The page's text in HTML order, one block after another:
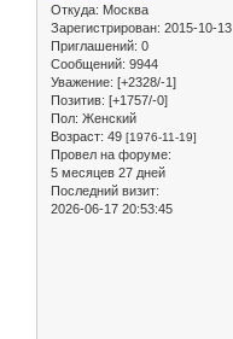
Откуда: Москва
Зарегистрирован: 2015-10-13
Приглашений: 0
Сообщений: 9944
Уважение: [+2328/-1]
Позитив: [+1757/-0]
Пол: Женский
Возраст: 49 [1976-11-19]
Провел на форуме:
5 месяцев 27 дней
Последний визит:
2026-06-17 20:53:45